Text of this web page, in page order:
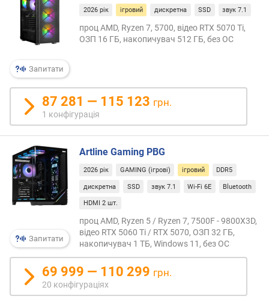
я
д
е
р
к
і
ь
с
т
ь
п
о
т
і
в
т
а
Запитати
2026 рік ігровий дискретна SSD звук 7.1
проц AMD, Ryzen 7, 5700, відео RTX 5070 Ti,
ОЗП 16 ГБ, накопичувач 512 ГБ, без ОС
87 281 — 115 123 грн.
1 конфігурація
Запитати
Artline Gaming PBG
2026 рік GAMING (ігрові) ігровий DDR5
дискретна SSD звук 7.1 Wi-Fi 6E Bluetooth
HDMI 2 шт.
проц AMD, Ryzen 5 / Ryzen 7, 7500F - 9800X3D,
відео RTX 5060 Ti / RTX 5070, ОЗП 32 ГБ,
накопичувач 1 ТБ, Windows 11, без ОС
69 999 — 110 299 грн.
20 конфігураціях